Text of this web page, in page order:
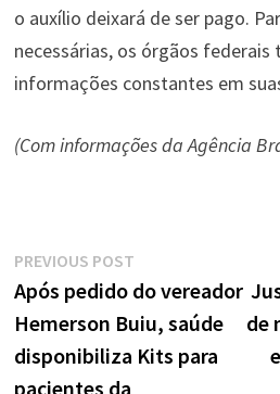
o auxílio deixará de ser pago.
necessárias, os órgãos federais
informações constantes em
(Com informações da Agência
Navegação
de
Post
PREVIOUS POSTPrevious
post:
Após pedido do vereador
Hemerson Buiu, saúde
disponibiliza Kits para
pacientes da
de